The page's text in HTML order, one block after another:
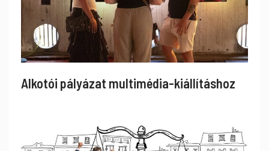
Alkotói pályázat multimédia-kiállításhoz